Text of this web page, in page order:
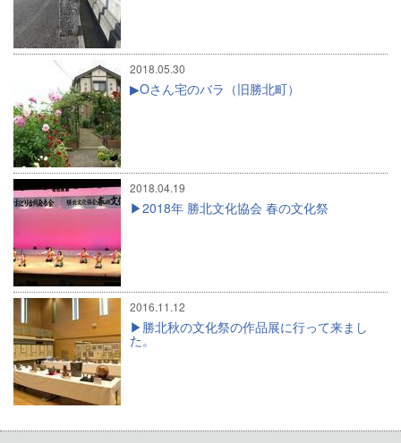
2018.05.30
Oさん宅のバラ（旧勝北町）
2018.04.19
2018年 勝北文化協会 春の文化祭
2016.11.12
勝北秋の文化祭の作品展に行って来まし
た。